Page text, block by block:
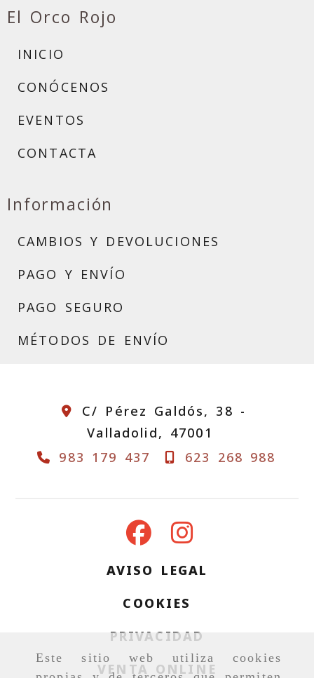
Este sitio web utiliza cookies
El Orco Rojo
INICIO
CONÓCENOS
EVENTOS
CONTACTA
Información
CAMBIOS Y DEVOLUCIONES
PAGO Y ENVÍO
PAGO SEGURO
MÉTODOS DE ENVÍO
C/ Pérez Galdós, 38 -
Valladolid, 47001
983 179 437
623 268 988
AVISO LEGAL
COOKIES
PRIVACIDAD
VENTA ONLINE